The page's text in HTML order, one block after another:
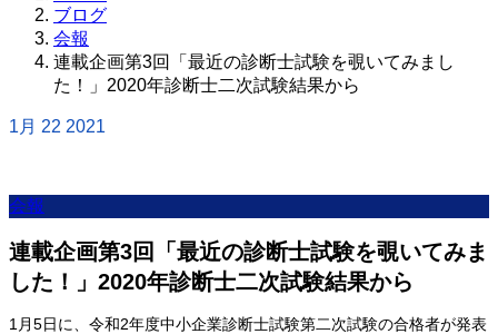
ブログ
会報
連載企画第3回「最近の診断士試験を覗いてみまし
た！」2020年診断士二次試験結果から
1月 22 2021
会報
連載企画第3回「最近の診断士試験を覗いてみま
した！」2020年診断士二次試験結果から
1月5日に、令和2年度中小企業診断士試験第二次試験の合格者が発表